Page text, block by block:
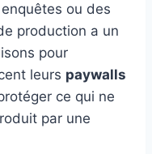
enquêtes ou des
production a un
pour
leurs paywalls
ce qui ne
par une